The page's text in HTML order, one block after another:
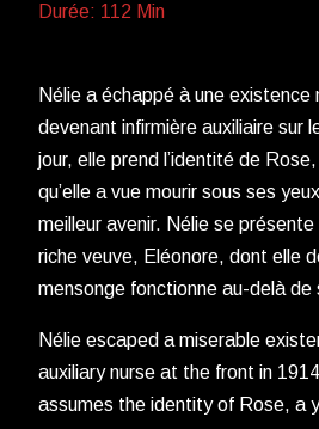
Durée: 112 Min
Nélie a échappé à une existence
devenant infirmière auxiliaire sur
jour, elle prend l’identité de
qu’elle a vue mourir sous ses
meilleur avenir. Nélie se
riche veuve, Eléonore, dont elle
mensonge fonctionne au-delà de
Nélie escaped a miserable
auxiliary nurse at the front in
assumes the identity of Rose, a